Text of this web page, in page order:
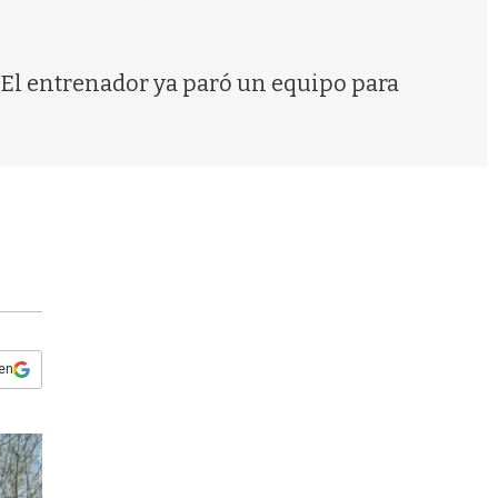
entrenador ya paró un equipo para